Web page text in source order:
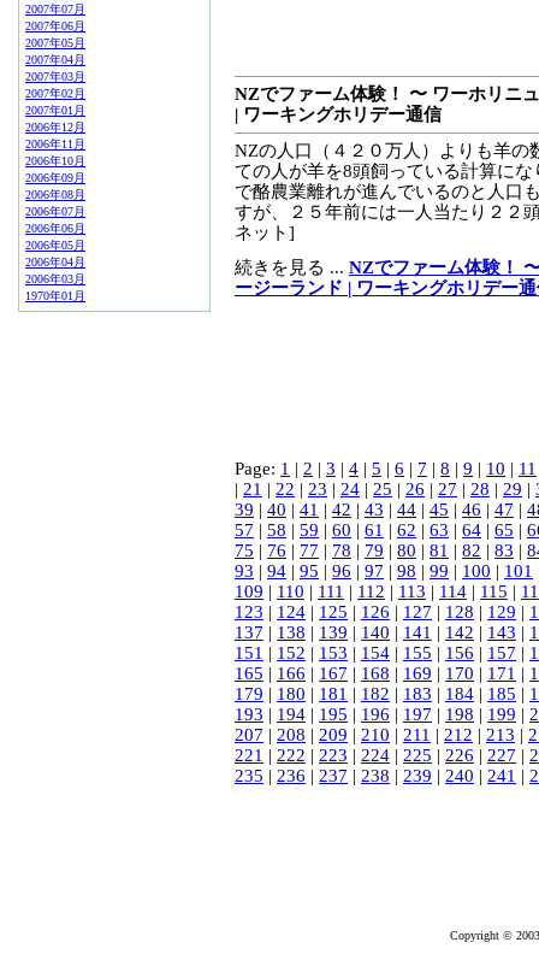
2007年07月
2007年06月
2007年05月
2007年04月
2007年03月
2007年02月
2007年01月
2006年12月
2006年11月
2006年10月
2006年09月
2006年08月
2006年07月
2006年06月
2006年05月
2006年04月
2006年03月
1970年01月
NZでファーム体験！ 〜 ワーホリニ
| ワーキングホリデー通信
NZの人口（４２０万人）よりも羊
ての人が羊を8頭飼っている計算に
で酪農業離れが進んでいるのと人口
すが、２５年前には一人当たり２２
ネット]
続きを見る ... NZでファーム体験！
ージーランド | ワーキングホリデー
Page: 1 | 2 | 3 | 4 | 5 | 6 | 7 | 8 | 9 | 10 | 11
| 21 | 22 | 23 | 24 | 25 | 26 | 27 | 28 | 29 |
39 | 40 | 41 | 42 | 43 | 44 | 45 | 46 | 47 |
57 | 58 | 59 | 60 | 61 | 62 | 63 | 64 | 65 |
75 | 76 | 77 | 78 | 79 | 80 | 81 | 82 | 83 |
93 | 94 | 95 | 96 | 97 | 98 | 99 | 100 | 101
109 | 110 | 111 | 112 | 113 | 114 | 115 |
123 | 124 | 125 | 126 | 127 | 128 | 129 |
137 | 138 | 139 | 140 | 141 | 142 | 143 |
151 | 152 | 153 | 154 | 155 | 156 | 157 |
165 | 166 | 167 | 168 | 169 | 170 | 171 |
179 | 180 | 181 | 182 | 183 | 184 | 185 |
193 | 194 | 195 | 196 | 197 | 198 | 199 |
207 | 208 | 209 | 210 | 211 | 212 | 213 |
221 | 222 | 223 | 224 | 225 | 226 | 227 |
235 | 236 | 237 | 238 | 239 | 240 | 241 |
Copyright ©